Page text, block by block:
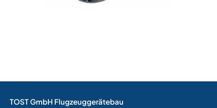
TOST GmbH Flugzeuggerätebau